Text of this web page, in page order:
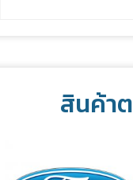
สินค้า